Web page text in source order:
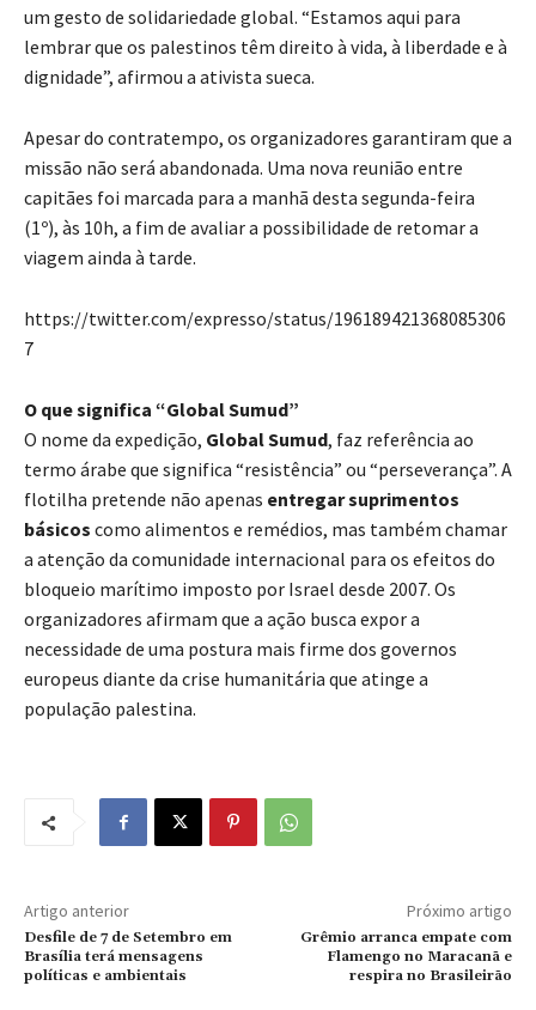
um gesto de solidariedade global. “Estamos aqui para
lembrar que os palestinos têm direito à vida, à liberdade e à
dignidade”, afirmou a ativista sueca.
Apesar do contratempo, os organizadores garantiram que a
missão não será abandonada. Uma nova reunião entre
capitães foi marcada para a manhã desta segunda-feira
(1º), às 10h, a fim de avaliar a possibilidade de retomar a
viagem ainda à tarde.
https://twitter.com/expresso/status/196189421368085306
7
O que significa “Global Sumud”
O nome da expedição, Global Sumud, faz referência ao
termo árabe que significa “resistência” ou “perseverança”. A
flotilha pretende não apenas entregar suprimentos
básicos como alimentos e remédios, mas também chamar
a atenção da comunidade internacional para os efeitos do
bloqueio marítimo imposto por Israel desde 2007. Os
organizadores afirmam que a ação busca expor a
necessidade de uma postura mais firme dos governos
europeus diante da crise humanitária que atinge a
população palestina.
Artigo anterior
Desfile de 7 de Setembro em
Brasília terá mensagens
políticas e ambientais
Próximo artigo
Grêmio arranca empate com
Flamengo no Maracanã e
respira no Brasileirão